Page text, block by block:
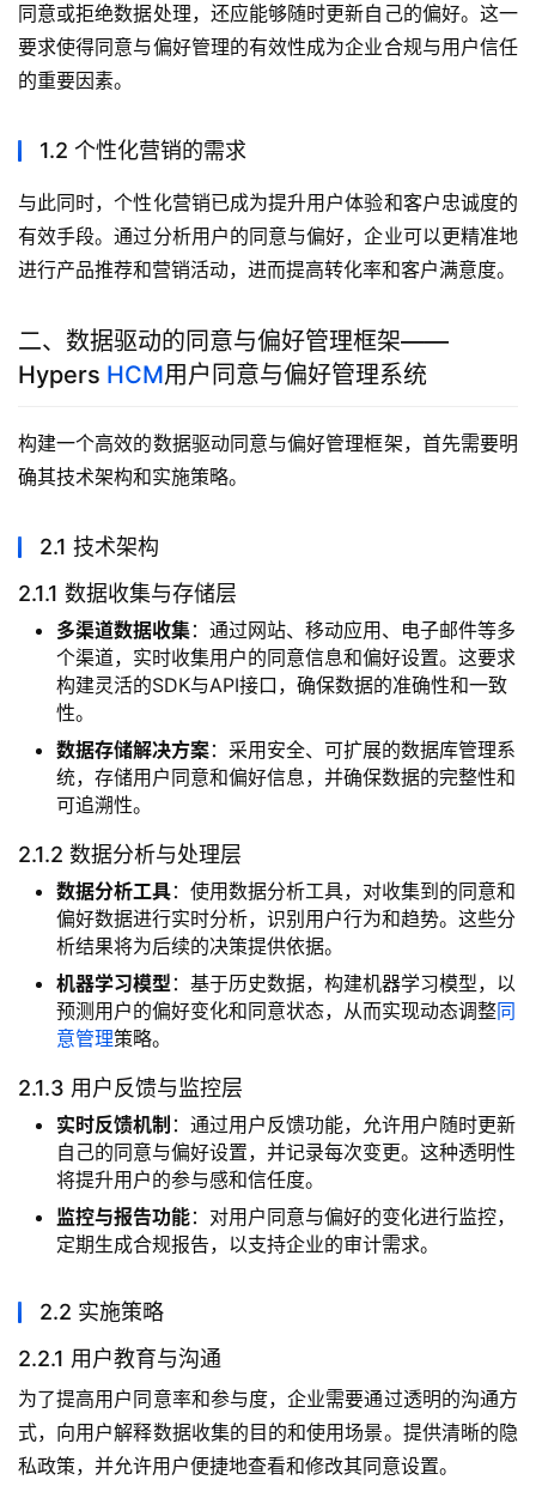
同意或拒绝数据处理，还应能够随时更新自己的偏好。这一
要求使得同意与偏好管理的有效性成为企业合规与用户信任
的重要因素。
1.2 个性化营销的需求
与此同时，个性化营销已成为提升用户体验和客户忠诚度的
有效手段。通过分析用户的同意与偏好，企业可以更精准地
进行产品推荐和营销活动，进而提高转化率和客户满意度。
二、数据驱动的同意与偏好管理框架——
Hypers HCM用户同意与偏好管理系统
构建一个高效的数据驱动同意与偏好管理框架，首先需要明
确其技术架构和实施策略。
2.1 技术架构
2.1.1 数据收集与存储层
多渠道数据收集：通过网站、移动应用、电子邮件等多
个渠道，实时收集用户的同意信息和偏好设置。这要求
构建灵活的SDK与API接口，确保数据的准确性和一致
性。
数据存储解决方案：采用安全、可扩展的数据库管理系
统，存储用户同意和偏好信息，并确保数据的完整性和
可追溯性。
2.1.2 数据分析与处理层
数据分析工具：使用数据分析工具，对收集到的同意和
偏好数据进行实时分析，识别用户行为和趋势。这些分
析结果将为后续的决策提供依据。
机器学习模型：基于历史数据，构建机器学习模型，以
预测用户的偏好变化和同意状态，从而实现动态调整同
意管理策略。
2.1.3 用户反馈与监控层
实时反馈机制 ：通过用户反馈功能，允许用户随时更新
自己的同意与偏好设置，并记录每次变更。这种透明性
将提升用户的参与感和信任度。
监控与报告功能：对用户同意与偏好的变化进行监控，
定期生成合规报告，以支持企业的审计需求。
2.2 实施策略
2.2.1 用户教育与沟通
为了提高用户同意率和参与度，企业需要通过透明的沟通方
式，向用户解释数据收集的目的和使用场景。提供清晰的隐
私政策，并允许用户便捷地查看和修改其同意设置。